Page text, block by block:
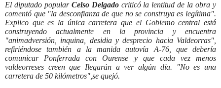
El diputado popular Celso Delgadocriticó la lentitud de la obra y
comentó que "la desconfianza de que no se construya es legítima".
Explico que es la única carretera que el Gobiemo central está
construyendo actualmente en la provincia y encuentra
"animadversión, inquina, desidia y desprecio hacia Valdeorras",
refiriéndose también a la manida autovía A-76, que debería
comunicar Ponferrada con Ourense y que cada vez menos
valdeorreses creen que Ilegarán a ver algún día. "No es una
carretera de 50 kilómetros",se quejó.